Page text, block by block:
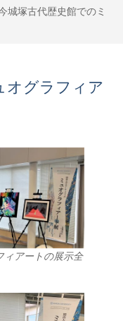
城塚古代歴史館でのミ
オグラフィア
ィアートの展示全